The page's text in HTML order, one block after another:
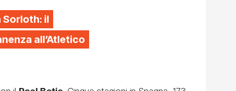
Sorloth: il
all’Atletico